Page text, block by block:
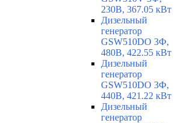
230В, 367.05 кВт
Дизельный
генератор
GSW510DO 3Ф,
480В, 422.55 кВт
Дизельный
генератор
GSW510DO 3Ф,
440В, 421.22 кВт
Дизельный
генератор